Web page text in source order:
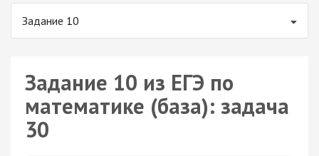
Задание 10
Задание 10 из ЕГЭ по
математике (база): задача
30